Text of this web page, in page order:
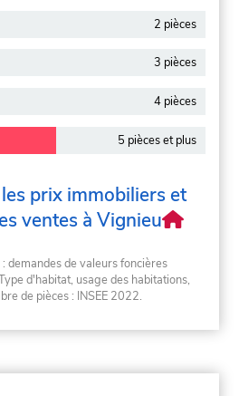
2 pièces
3 pièces
4 pièces
5 pièces et plus
prix immobiliers et
ventes à Vignieu
demandes de valeurs foncières
d'habitat, usage des habitations,
de pièces : INSEE 2022.